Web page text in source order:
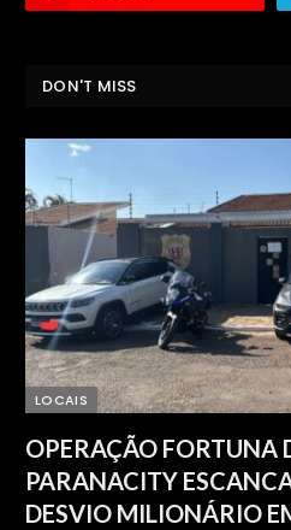
DON'T MISS
LOCAIS
OPERAÇÃO FORTUNA
PARANACITY
DESVIO MILIONÁRIO